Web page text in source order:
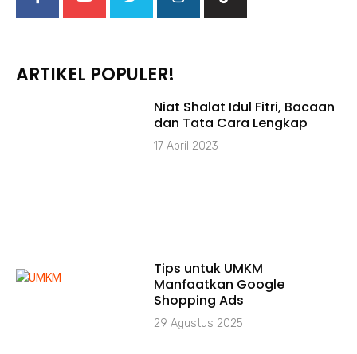
ARTIKEL POPULER!
Niat Shalat Idul Fitri, Bacaan
dan Tata Cara Lengkap
17 April 2023
Tips untuk UMKM
Manfaatkan Google
Shopping Ads
29 Agustus 2025